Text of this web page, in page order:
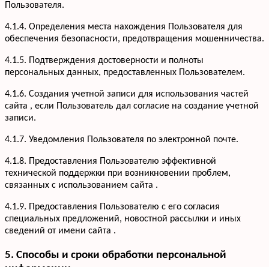
Услуги
Офисная мебель
Шкафы-купе
Гардеробные
Детская мебель
Портфолио
Акции
О компании
Вакансии
Отзывы
Информация
Пользователя.
4.1.4. Определения места нахождения Пользователя для
обеспечения безопасности, предотвращения мошенничества.
4.1.5. Подтверждения достоверности и полноты
персональных данных, предоставленных Пользователем.
4.1.6. Создания учетной записи для использования частей
сайта , если Пользователь дал согласие на создание учетной
записи.
4.1.7. Уведомления Пользователя по электронной почте.
4.1.8. Предоставления Пользователю эффективной
технической поддержки при возникновении проблем,
связанных с использованием сайта .
4.1.9. Предоставления Пользователю с его согласия
специальных предложений, новостной рассылки и иных
сведений от имени сайта .
5. Способы и сроки обработки персональной